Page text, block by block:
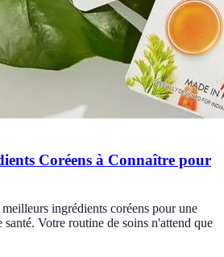
Coréens à Connaître pour
ingrédients coréens pour une
santé. Votre routine de soins n'attend que